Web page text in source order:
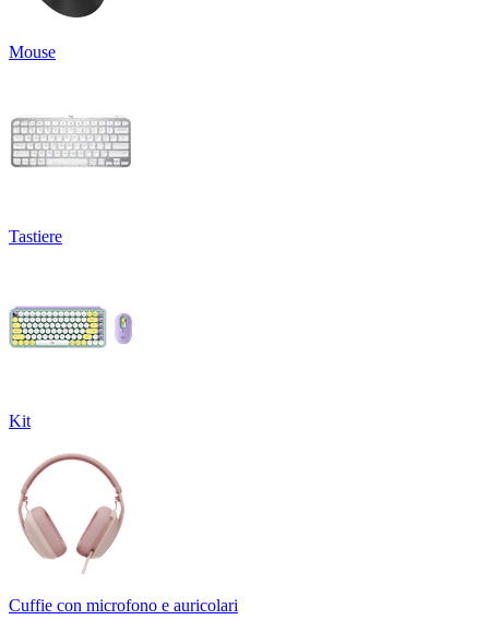
Mouse
Tastiere
Kit
Cuffie con microfono e auricolari